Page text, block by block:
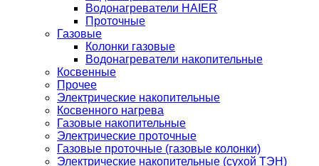
Водонагреватели HAIER
Проточные
Газовые
Колонки газовые
Водонагреватели накопительные
Косвенные
Прочее
Электрические накопительные
Косвенного нагрева
Газовые накопительные
Электрические проточные
Газовые проточные (газовые колонки)
Электрические накопительные (сухой ТЭН)